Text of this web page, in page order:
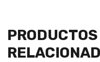
PRODUCTOS